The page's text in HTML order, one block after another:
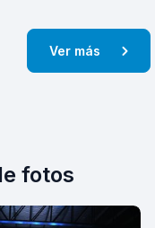
Ver más
fotos